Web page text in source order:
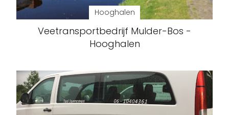
Hooghalen
Veetransportbedrijf Mulder-Bos -
Hooghalen